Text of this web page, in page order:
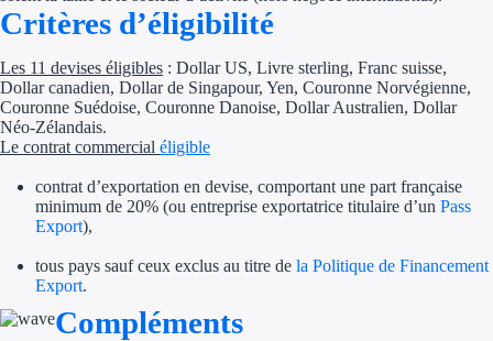
Solutions MAPi
Trouvez des idées de
Ouvrage
Critères d’éligibilité
Les 11 devises éligibles : Dollar US, Livre sterling, Franc suisse,
Dollar canadien, Dollar de Singapour, Yen, Couronne Norvégienne,
Couronne Suédoise, Couronne Danoise, Dollar Australien, Dollar
Néo-Zélandais.
Le contrat commercial éligible
contrat d’exportation en devise, comportant une part française
minimum de 20% (ou entreprise exportatrice titulaire d’un Pass
Export),
tous pays sauf ceux exclus au titre de la Politique de Financement
Export.
Compléments